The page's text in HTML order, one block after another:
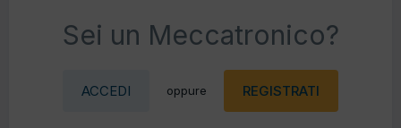
Sei un Meccatronico?
ACCEDI oppure REGISTRATI